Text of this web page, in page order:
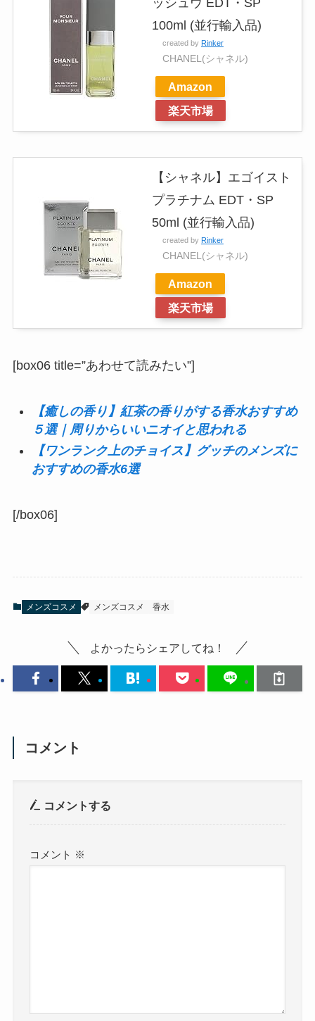
ッシュウ EDT・SP
100ml (並行輸入品)
created by Rinker
CHANEL(シャネル)
Amazon
楽天市場
【シャネル】エゴイスト
プラチナム EDT・SP
50ml (並行輸入品)
created by Rinker
CHANEL(シャネル)
Amazon
楽天市場
[box06 title=”あわせて読みたい”]
【癒しの香り】紅茶の香りがする香水おすすめ
５選｜周りからいいニオイと思われる
【ワンランク上のチョイス】グッチのメンズに
おすすめの香水6選
[/box06]
メンズコスメ メンズコスメ 香水
よかったらシェアしてね！
コメント
コメントする
コメント ※